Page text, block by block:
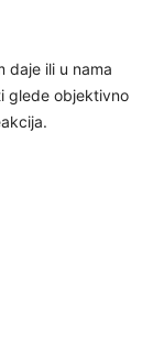
daje ili u nama
glede objektivno